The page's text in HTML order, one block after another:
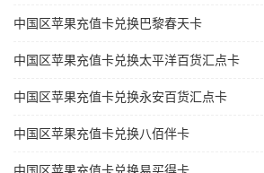
中国区苹果充值卡兑换巴黎春天卡
中国区苹果充值卡兑换太平洋百货汇点卡
中国区苹果充值卡兑换永安百货汇点卡
中国区苹果充值卡兑换八佰伴卡